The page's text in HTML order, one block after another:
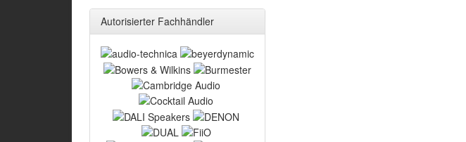
Autorisierter Fachhändler